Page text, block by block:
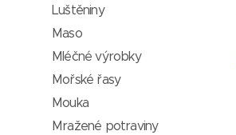
Luštěniny
Maso
Mléčné výrobky
Mořské řasy
Mouka
Mražené potraviny